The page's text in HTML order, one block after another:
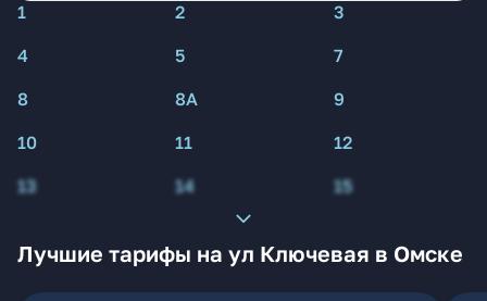
1 2
3
4
5
7
8
8А
9
10
11
12
13
14 15
Лучшие тарифы на ул Ключевая в Омске